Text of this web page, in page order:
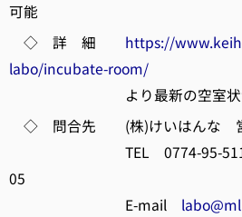
可能
◇ 詳 細 https://
labo/incubate-room/
より最新の空室状況を
◇ 問合先 (株)けいはんな
TEL 0774-95-5117
05
E-mail